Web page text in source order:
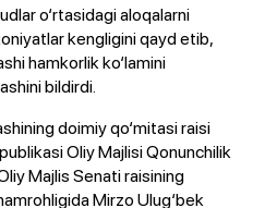
o‘rtasidagi aloqalarni
kengligini qayd etib,
hamkorlik ko‘lamini
bildirdi.
doimiy qo‘mitasi raisi
Oliy Majlisi Qonunchilik
Majlis Senati raisining
Mirzo Ulug‘bek